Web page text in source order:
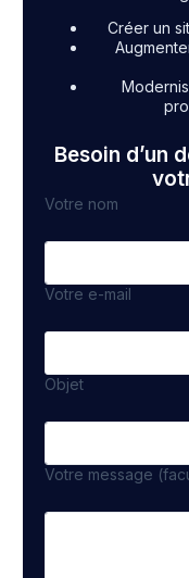
Créer un
Besoin d’un
Votre nom
Votre e-mail
Objet
Votre message